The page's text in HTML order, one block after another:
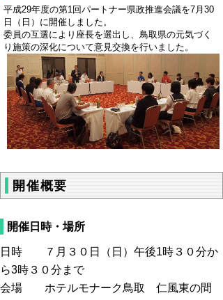
平成29年度の第1回パートナー県政推進会議を7月30
日（日）に開催しました。
委員の互選により座長を選出し、鳥取県の元気づく
り施策の深化について意見交換を行いました。
開催概要
開催日時・場所
日時 ７月３０日（日）午後1時３０分か
ら3時３０分まで
会場 ホテルモナーク鳥取 仁風東の間